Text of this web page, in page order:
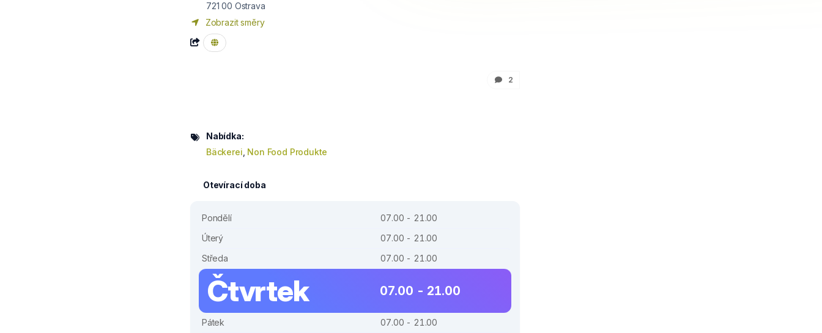
721 00 Ostrava
Zobrazit směry
2
Nabídka:
Bäckerei Non Food Produkte
Otevírací doba
Pondělí
07.00 - 21.00
Úterý
07.00 - 21.00
Středa
07.00 - 21.00
Čtvrtek 07.00 - 21.00
Pátek
07.00 - 21.00